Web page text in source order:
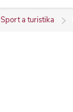
Sport a turistika